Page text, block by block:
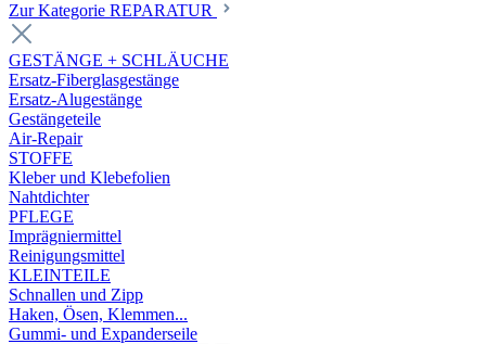
Zur Kategorie REPARATUR
GESTÄNGE + SCHLÄUCHE
Ersatz-Fiberglasgestänge
Ersatz-Alugestänge
Gestängeteile
Air-Repair
STOFFE
Kleber und Klebefolien
Nahtdichter
PFLEGE
Imprägniermittel
Reinigungsmittel
KLEINTEILE
Schnallen und Zipp
Haken, Ösen, Klemmen...
Gummi- und Expanderseile